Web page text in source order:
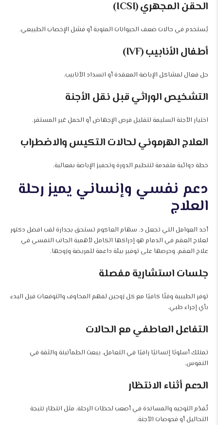
الحقن المجهري (ICSI)
يُستخدم في حالات ضعف الحيوانات المنوية أو فشل الإخصاب الطبيعي.
أطفال الأنابيب (IVF)
حل فعال لمشاكل الإباضة المعقدة أو انسداد الأنابيب.
التشخيص الوراثي قبل نقل الأجنة
اختيار الأجنة السليمة لتقليل فرص الإجهاض أو الحمل غير المستقر.
العلاج الهرموني لحالات التكيس والاضطراب
خطة دوائية متقدمة لتنظيم الدورة وتحفيز الإباضة بفعالية.
دعم نفسي وإنساني يميز رحلة
العلاج
أحد العوامل التي تجعل د. سهام العاكوم تستحق بجدارة لقب افضل دكتور
لعلاج العقم في الدمام هو إدراكها الكامل لأهمية الجانب النفسي في
علاج العقم، وحرصها على توفير بيئة داعمة للمريضة وزوجها.
جلسات استشارية مفصلة
توفر الطبيبة وقتًا كافيًا مع كل زوجين لفهم المخاوف والتوقعات قبل البدء
بأي إجراء طبي.
التفاعل العاطفي مع الحالات
تمتلك أسلوبًا إنسانيًا راقيًا في التعامل، يبعث الطمأنينة والثقة في
النفوس.
الدعم أثناء الانتظار
تُقدّم التوجيه والمساندة في أصعب لحظات الرحلة، مثل انتظار نتيجة
التحاليل أو فحوصات الأجنة.